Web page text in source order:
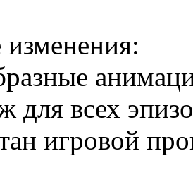
для всех
игровой